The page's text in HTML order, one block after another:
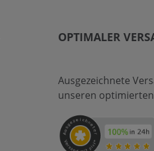
OPTIMALER
Ausgezeichnete
unseren